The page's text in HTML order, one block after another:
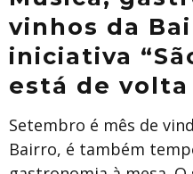
vinhos da
iniciativa
está de volta
Setembro é mês de
Bairro, é também